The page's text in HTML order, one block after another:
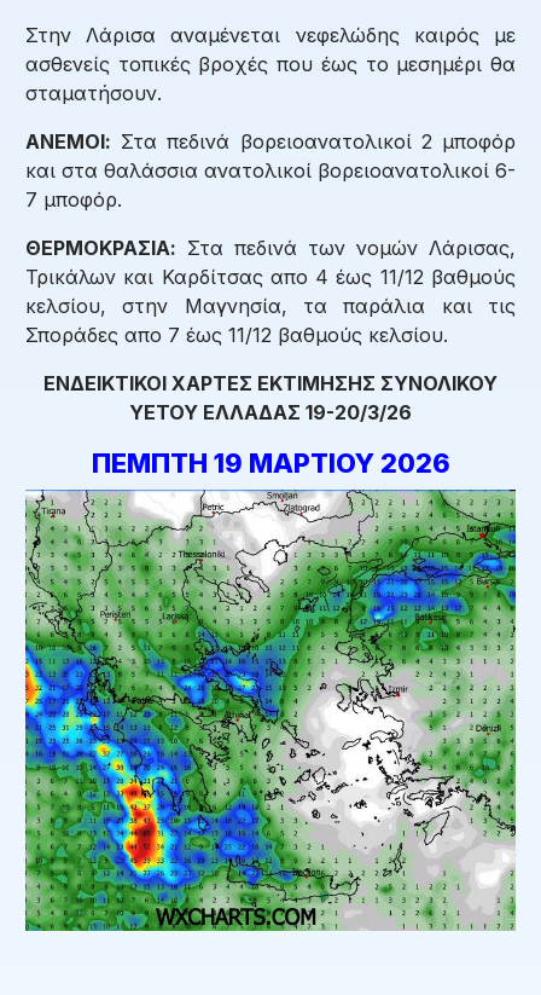
Στην Λάρισα αναμένεται νεφελώδης καιρός με
ασθενείς τοπικές βροχές που έως το μεσημέρι θα
σταματήσουν.
ΑΝΕΜΟΙ: Στα πεδινά βορειοανατολικοί 2 μποφόρ
και στα θαλάσσια ανατολικοί βορειοανατολικοί 6-
7 μποφόρ.
ΘΕΡΜΟΚΡΑΣΙΑ: Στα πεδινά των νομών Λάρισας,
Τρικάλων και Καρδίτσας απο 4 έως 11/12 βαθμούς
κελσίου, στην Μαγνησία, τα παράλια και τις
Σποράδες απο 7 έως 11/12 βαθμούς κελσίου.
ΕΝΔΕΙΚΤΙΚΟΙ ΧΑΡΤΕΣ ΕΚΤΙΜΗΣΗΣ ΣΥΝΟΛΙΚΟΥ
ΥΕΤΟΥ ΕΛΛΑΔΑΣ 19-20/3/26
ΠΕΜΠΤΗ 19 ΜΑΡΤΙΟΥ 2026